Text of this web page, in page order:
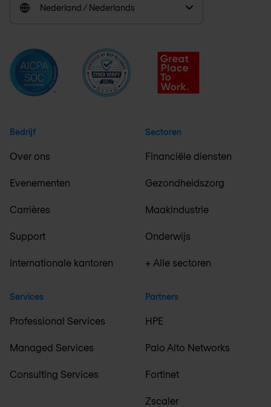
Nederland / Nederlands
Bedrijf
Over ons
Evenementen
Carrières
Support
Internationale kantoren
Services
Professional Services
Managed Services
Consulting Services
Sectoren
Financiële diensten
Gezondheidszorg
Maakindustrie
Onderwijs
+ Alle sectoren
Partners
HPE
Palo Alto Networks
Fortinet
Zscaler